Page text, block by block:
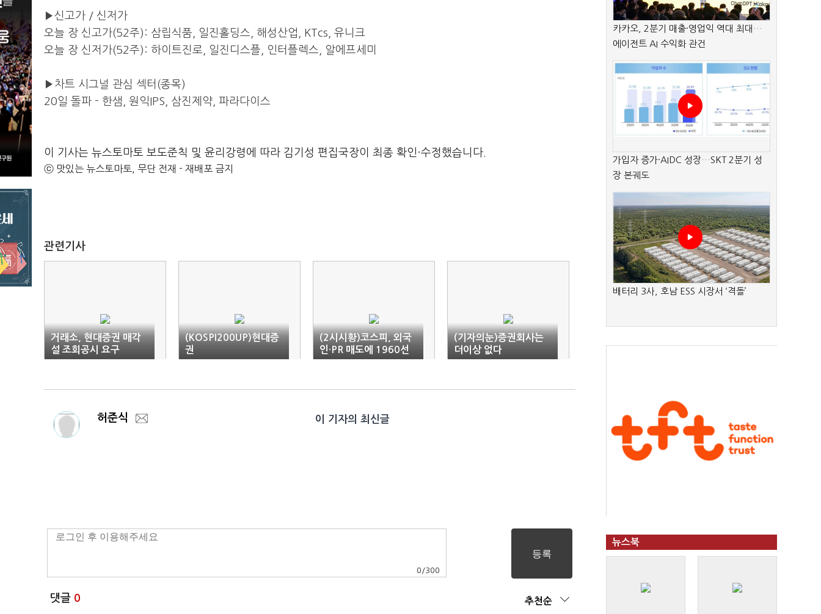
▶신고가 / 신저가
오늘 장 신고가(52주): 삼립식품, 일진홀딩스, 해성산업, KTcs, 유니크
오늘 장 신저가(52주): 하이트진로, 일진디스플, 인터플렉스, 알에프세미
▶차트 시그널 관심 섹터(종목)
20일 돌파 - 한샘, 원익IPS, 삼진제약, 파라다이스
이 기사는 뉴스토마토 보도준칙 및 윤리강령에 따라 김기성 편집국장이 최종 확인·수정했습니다.
ⓒ 맛있는 뉴스토마토, 무단 전재 - 재배포 금지
관련기사
거래소, 현대증권 매각
설 조회공시 요구
(KOSPI200UP)현대증
권
(2시시황)코스피, 외국
인·PR 매도에 1960선
도 '위태'
(기자의눈)증권회사는
더이상 없다
허준식 이 기자의 최신글
0 /300
댓글 0 추천순
카카오, 2분기 매출·영업익 역대 최대…
에이전트 AI 수익화 관건
가입자 증가·AIDC 성장…SKT 2분기 성
장 본궤도
배터리 3사, 호남 ESS 시장서 ‘격돌’
뉴스북